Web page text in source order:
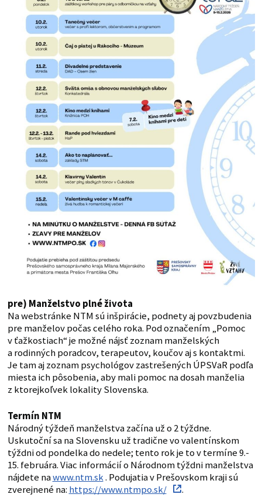
pre) Manželstvo plné života
Na webstránke NTM sú inšpirácie, podnety aj povzbudenia
pre manželov počas celého roka. Pod označením „Pomoc
v ťažkostiach“ je možné nájsť zoznam manželských
a rodinných poradcov, terapeutov, koučov aj s kontaktmi.
Je tam aj zoznam psychológov zastrešených ÚPSVaR podľa
miesta ich pôsobenia, aby mali pomoc na dosah manželia
z ktorejkoľvek lokality Slovenska.
Termín NTM
Národný týždeň manželstva začína už o 2 týždne.
Uskutoční sa na Slovensku už tradične vo valentínskom
týždni od pondelka do nedele; tento rok je to v termíne 9.-
15. februára. Viac informácií o Národnom týždni manželstva
nájdete nawww.ntm.sk. Podujatia v Prešovskom kraji sú
zverejnené na: https://www.ntmpo.sk/ .